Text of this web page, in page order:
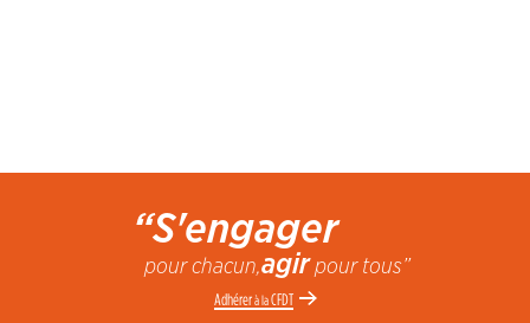
“S'engager
pour chacun,agirpour tous”
Adhérerà laCFDT